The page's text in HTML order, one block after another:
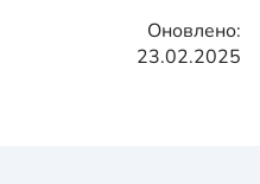
Оновлено:
23.02.2025